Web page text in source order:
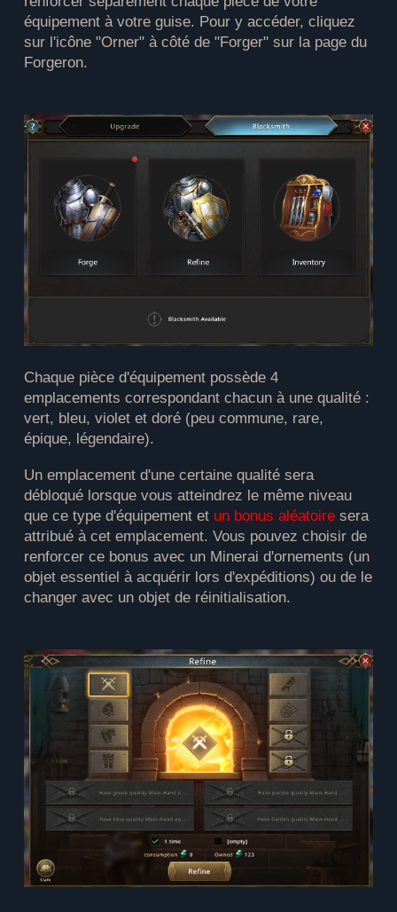
équipement à votre guise. Pour y accéder, cliquez
sur l'icône "Orner" à côté de "Forger" sur la page du
Forgeron.
Chaque pièce d'équipement possède 4
emplacements correspondant chacun à une qualité :
vert, bleu, violet et doré (peu commune, rare,
épique, légendaire).
Un emplacement d'une certaine qualité sera
débloqué lorsque vous atteindrez le même niveau
que ce type d'équipement et un bonus aléatoiresera
attribué à cet emplacement. Vous pouvez choisir de
renforcer ce bonus avec un Minerai d'ornements (un
objet essentiel à acquérir lors d'expéditions) ou de le
changer avec un objet de réinitialisation.